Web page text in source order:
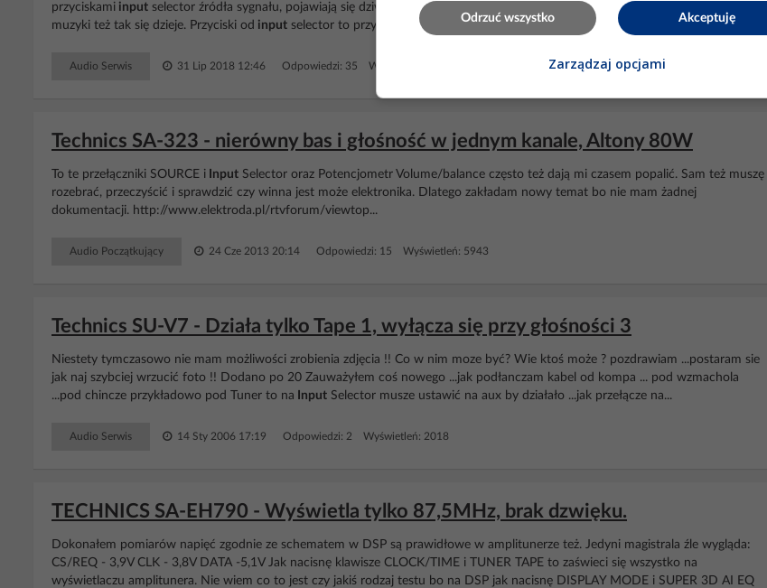
przyciskami input selector źródła sygnału, pojawiają się dziwne trzeszczenia, trzaski i szumy w głośnikach i podczas słuchania
muzyki też tak się dzieje. Przyciski od input selector to przyciski typu swich i zostały wymienione na nowe ale...
Audio Serwis 31 Lip 2018 12:46 Odpowiedzi: 35 Wyświetleń: 3168
Technics SA-323 - nierówny bas i głośność w jednym kanale, Altony 80W
To te przełączniki SOURCE i Input Selector oraz Potencjometr Volume/balance często też dają mi czasem popalić. Sam też muszę
rozebrać, przeczyścić i sprawdzić czy winna jest może elektronika. Dlatego zakładam nowy temat bo nie mam żadnej
dokumentacji. http://www.elektroda.pl/rtvforum/viewtop...
Audio Początkujący 24 Cze 2013 20:14 Odpowiedzi: 15 Wyświetleń: 5943
Technics SU-V7 - Działa tylko Tape 1, wyłącza się przy głośności 3
Niestety tymczasowo nie mam możliwości zrobienia zdjęcia !! Co w nim moze być? Wie ktoś może ? pozdrawiam ...postaram sie
jak naj szybciej wrzucić foto !! Dodano po 20 Zauważyłem coś nowego ...jak podłanczam kabel od kompa ... pod wzmachola
...pod chincze przykładowo pod Tuner to na Input Selector musze ustawić na aux by działało ...jak przełącze na...
Audio Serwis 14 Sty 2006 17:19 Odpowiedzi: 2 Wyświetleń: 2018
TECHNICS SA-EH790 - Wyświetla tylko 87,5MHz, brak dzwięku.
Dokonałem pomiarów napięć zgodnie ze schematem w DSP są prawidłowe w amplitunerze też. Jedyni magistrala źle wygląda:
CS/REQ - 3,9V CLK - 3,8V DATA -5,1V Jak nacisnę klawisze CLOCK/TIME i TUNER TAPE to zaświeci się wszystko na
wyświetlaczu amplitunera. Nie wiem co to jest czy jakiś rodzaj testu bo na DSP jak nacisnę DISPLAY MODE i SUPER 3D AI EQ
Akceptuję
Odrzuć wszystko
Zarządzaj opcjami